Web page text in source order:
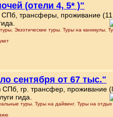
(отели 4, 5* )"
СПб, трансферы, проживание
Экзотические туры. Туры на каникулы.
сентября от 67 тыс."
гр. трансфер, проживание
гида.
туры. Туры на дайвинг. Туры на